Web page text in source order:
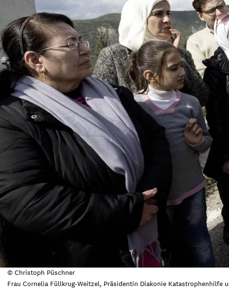
© Christoph Püschner
Frau Cornelia Füllkrug-Weitzel, Präsidentin Diakonie Katastrophenhilfe